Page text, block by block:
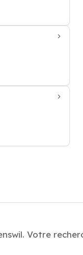
Votre